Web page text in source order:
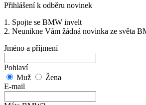
Přihlášení k odběru novinek
1. Spojte se BMW invelt
2. Neunikne Vám žádná novinka ze světa
Jméno a příjmení
Pohlaví
Muž
Žena
E-mail